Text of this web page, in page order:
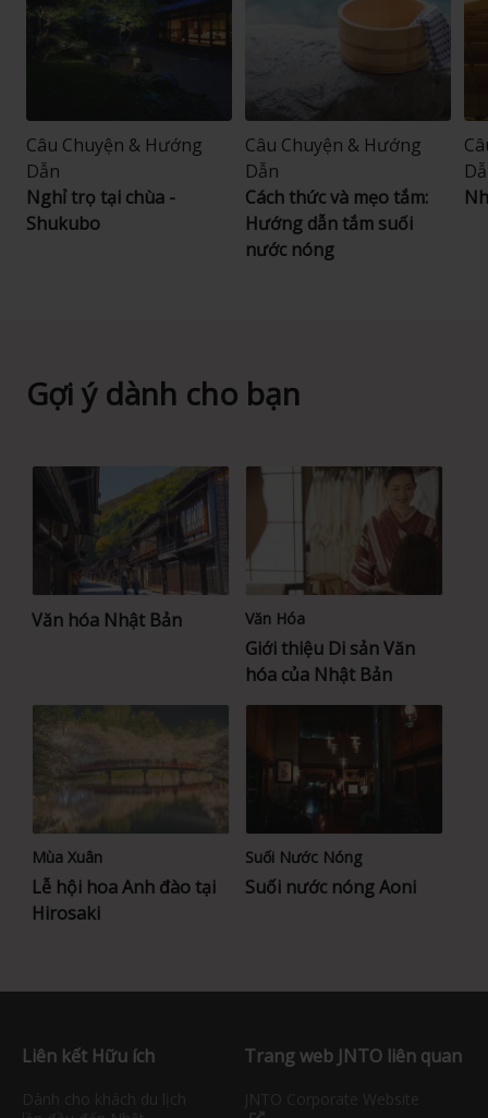
Câu Chuyện & Hướng
Dẫn
Nghỉ trọ tại chùa -
Shukubo
Câu Chuyện & Hướng
Dẫn
Cách thức và mẹo tắm:
Hướng dẫn tắm suối
nước nóng
Gợi ý dành cho bạn
Văn hóa Nhật Bản Văn Hóa
Giới thiệu Di sản Văn
hóa của Nhật Bản
Mùa Xuân
Lễ hội hoa Anh đào tại
Hirosaki
Suối Nước Nóng
Suối nước nóng Aoni
Liên kết Hữu ích Trang web JNTO liên quan